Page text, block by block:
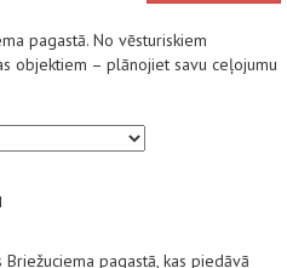
pagastā. No vēsturiskiem
objektiem – plānojiet savu ceļojumu
pagastā, kas piedāvā